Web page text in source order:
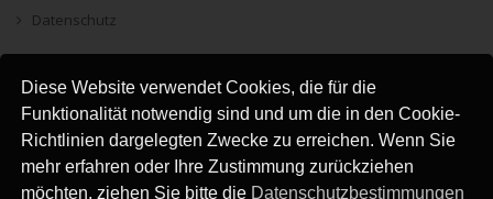
Diese Website verwendet Cookies, die für die
Funktionalität notwendig sind und um die in den Cookie-
Richtlinien dargelegten Zwecke zu erreichen. Wenn Sie
mehr erfahren oder Ihre Zustimmung zurückziehen
möchten, ziehen Sie bitte die Datenschutzbestimmungen
Datenschutz